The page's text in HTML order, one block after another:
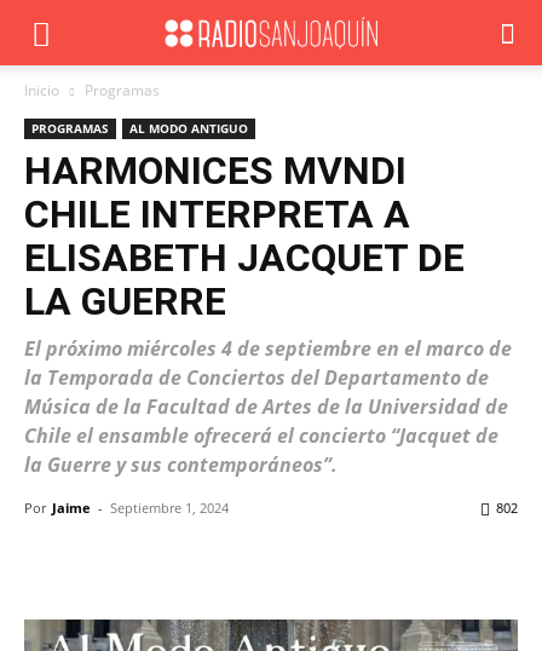
Inicio Programas
PROGRAMAS AL MODO ANTIGUO
HARMONICES MVNDI
CHILE INTERPRETA A
ELISABETH JACQUET DE
LA GUERRE
El próximo miércoles 4 de septiembre en el marco de
la Temporada de Conciertos del Departamento de
Música de la Facultad de Artes de la Universidad de
Chile el ensamble ofrecerá el concierto “Jacquet de
la Guerre y sus contemporáneos”.
Por Jaime - Septiembre 1, 2024 802